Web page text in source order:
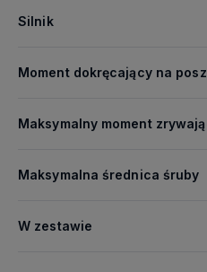
Silnik
Moment dokręcający na
Maksymalny moment
Maksymalna średnica śruby
W zestawie